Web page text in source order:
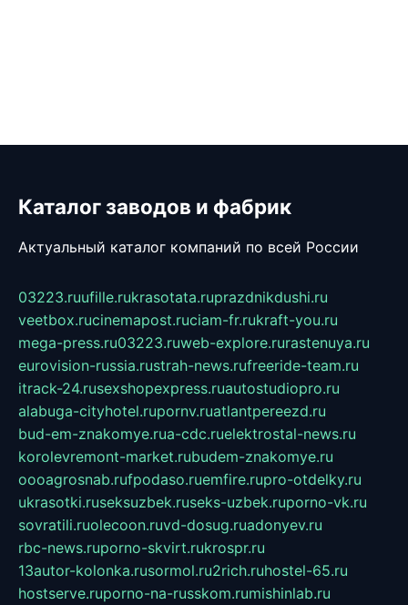
Каталог заводов и фабрик
Актуальный каталог компаний по всей России
03223.ruufille.rukrasotata.ruprazdnikdushi.ru
veetbox.rucinemapost.ruciam-fr.rukraft-you.ru
mega-press.ru03223.ruweb-explore.rurastenuya.ru
eurovision-russia.rustrah-news.rufreeride-team.ru
itrack-24.rusexshopexpress.ruautostudiopro.ru
alabuga-cityhotel.rupornv.ruatlantpereezd.ru
bud-em-znakomye.rua-cdc.ruelektrostal-news.ru
korolevremont-market.rubudem-znakomye.ru
oooagrosnab.rufpodaso.ruemfire.rupro-otdelky.ru
ukrasotki.ruseksuzbek.ruseks-uzbek.ruporno-vk.ru
sovratili.ruolecoon.ruvd-dosug.ruadonyev.ru
rbc-news.ruporno-skvirt.rukrospr.ru
13autor-kolonka.rusormol.ru2rich.ruhostel-65.ru
hostserve.ruporno-na-russkom.rumishinlab.ru